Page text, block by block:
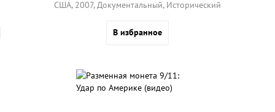
США, 2007, Документальный, Исторический
В избранное